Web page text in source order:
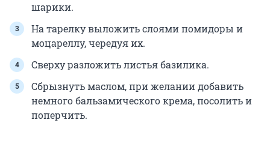
шарики.
На тарелку выложить слоями помидоры и
моцареллу, чередуя их.
Сверху разложить листья базилика.
Сбрызнуть маслом, при желании добавить
немного бальзамического крема, посолить и
поперчить.